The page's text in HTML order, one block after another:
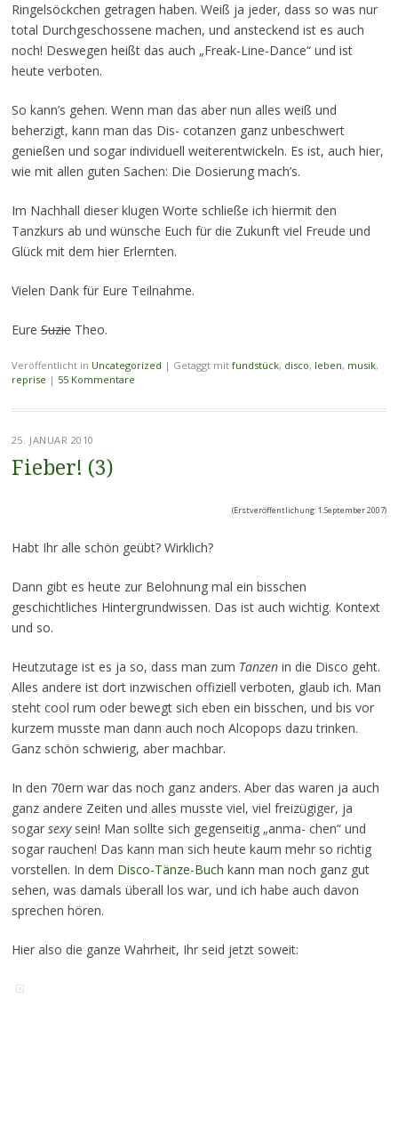
Ringelsöckchen getragen haben. Weiß ja jeder, dass so was nur
total Durchgeschossene machen, und ansteckend ist es auch
noch! Deswegen heißt das auch „Freak-Line-Dance“ und ist
heute verboten.
So kann’s gehen. Wenn man das aber nun alles weiß und
beherzigt, kann man das Dis- cotanzen ganz unbeschwert
genießen und sogar individuell weiterentwickeln. Es ist, auch hier,
wie mit allen guten Sachen: Die Dosierung mach’s.
Im Nachhall dieser klugen Worte schließe ich hiermit den
Tanzkurs ab und wünsche Euch für die Zukunft viel Freude und
Glück mit dem hier Erlernten.
Vielen Dank für Eure Teilnahme.
EureSuzieTheo.
Veröffentlicht in Uncategorized | Getaggt mit fundstück, disco, leben, musik,
reprise | 55 Kommentare
25. JANUAR 2010
Fieber! (3)
(Erstveröffentlichung: 1.September 2007)
Habt Ihr alle schön geübt? Wirklich?
Dann gibt es heute zur Belohnung mal ein bisschen
geschichtliches Hintergrundwissen. Das ist auch wichtig. Kontext
und so.
Heutzutage ist es ja so, dass man zum Tanzenin die Disco geht.
Alles andere ist dort inzwischen offiziell verboten, glaub ich. Man
steht cool rum oder bewegt sich eben ein bisschen, und bis vor
kurzem musste man dann auch noch Alcopops dazu trinken.
Ganz schön schwierig, aber machbar.
In den 70ern war das noch ganz anders. Aber das waren ja auch
ganz andere Zeiten und alles musste viel, viel freizügiger, ja
sogar sexysein! Man sollte sich gegenseitig „anma- chen“ und
sogar rauchen! Das kann man sich heute kaum mehr so richtig
vorstellen. In dem Disco-Tänze-Buch kann man noch ganz gut
sehen, was damals überall los war, und ich habe auch davon
sprechen hören.
Hier also die ganze Wahrheit, Ihr seid jetzt soweit: